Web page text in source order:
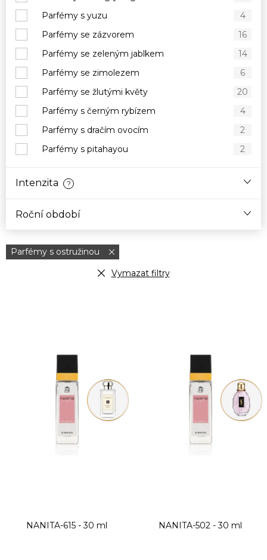
Parfémy s yuzu
4
Parfémy se zázvorem
16
Parfémy se zeleným jablkem
14
Parfémy se zimolezem
6
Parfémy se žlutými květy
20
Parfémy s černým rybízem
4
Parfémy s dračím ovocím
2
Parfémy s pitahayou
2
Intenzita ?
Roční období
Parfémy s ostružinou
Vymazat filtry
NANITA-615 - 30 ml NANITA-502 - 30 ml